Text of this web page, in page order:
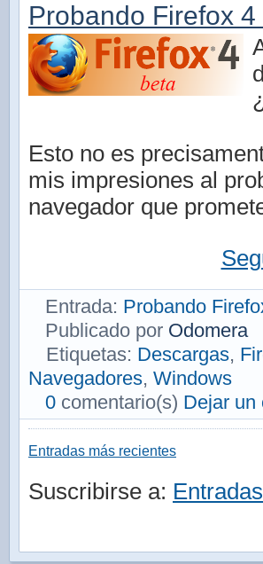
Probando Firefox 4
Esto no es
mis impresiones al
navegador que
Entrada: Probando
Publicado por Odomera
Etiquetas: Descargas,
Navegadores, Windows
0 comentario(s) Dejar un
Entradas más recientes
Suscribirse a: